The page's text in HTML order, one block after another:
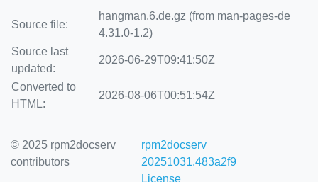
Source file:
hangman.6.de.gz (from man-pages-de
4.31.0-1.2)
Source last
updated:
2026-06-29T09:41:50Z
Converted to
HTML:
2026-08-06T00:51:54Z
© 2025 rpm2docserv
contributors
rpm2docserv
20251031.483a2f9
License